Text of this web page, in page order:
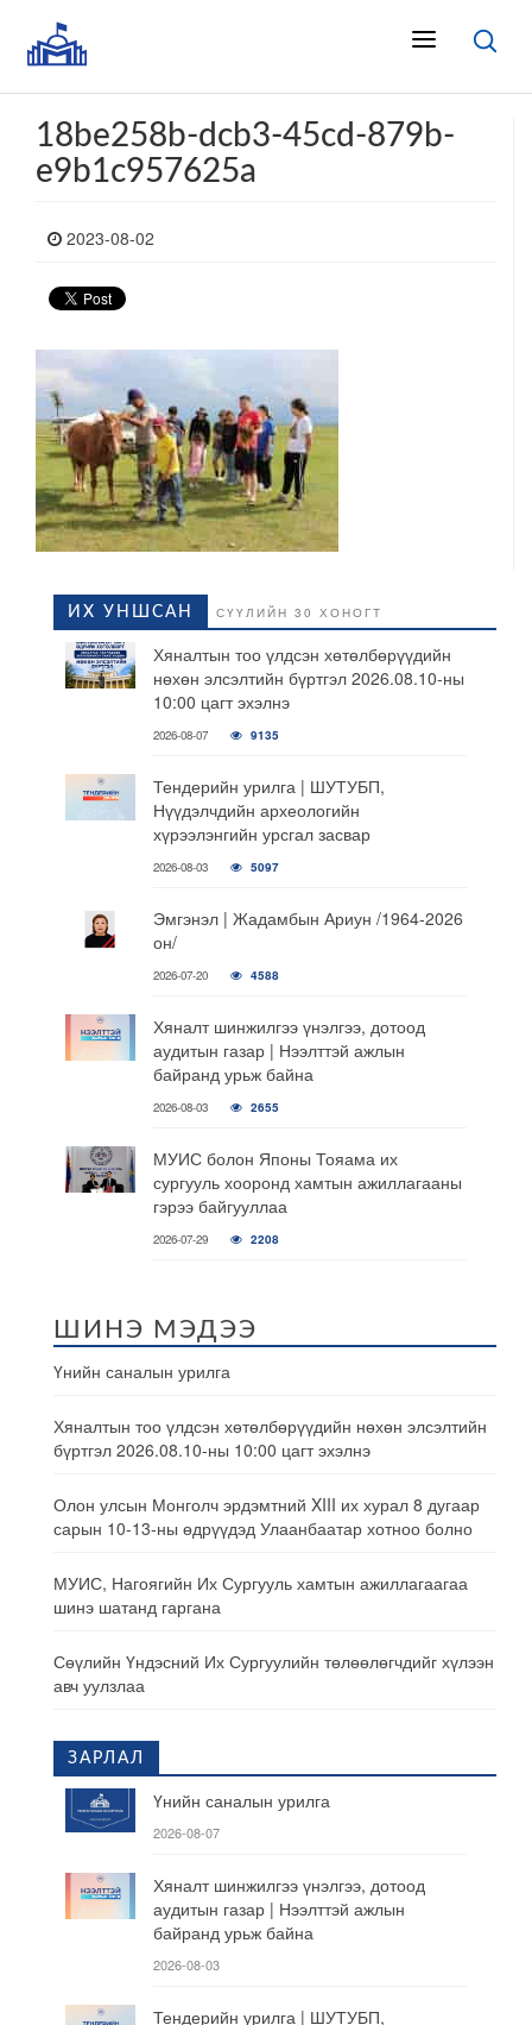
18be258b-dcb3-45cd-879b-
e9b1c957625a
2023-08-02
ИХ УНШСАН СҮҮЛИЙН 30 ХОНОГТ
Хяналтын тоо үлдсэн хөтөлбөрүүдийн
нөхөн элсэлтийн бүртгэл 2026.08.10-ны
10:00 цагт эхэлнэ
2026-08-07 9135
Тендерийн урилга | ШУТУБП,
Нүүдэлчдийн археологийн
хүрээлэнгийн урсгал засвар
2026-08-03 5097
Эмгэнэл | Жадамбын Ариун /1964-2026
он/
2026-07-20 4588
Хяналт шинжилгээ үнэлгээ, дотоод
аудитын газар | Нээлттэй ажлын
байранд урьж байна
2026-08-03 2655
МУИС болон Японы Тояама их
сургууль хооронд хамтын ажиллагааны
гэрээ байгууллаа
2026-07-29 2208
ШИНЭ МЭДЭЭ
Үнийн саналын урилга
Хяналтын тоо үлдсэн хөтөлбөрүүдийн нөхөн элсэлтийн
бүртгэл 2026.08.10-ны 10:00 цагт эхэлнэ
Олон улсын Монголч эрдэмтний XIII их хурал 8 дугаар
сарын 10-13-ны өдрүүдэд Улаанбаатар хотноо болно
МУИС, Нагоягийн Их Сургууль хамтын ажиллагаагаа
шинэ шатанд гаргана
Сөүлийн Үндэсний Их Сургуулийн төлөөлөгчдийг хүлээн
авч уулзлаа
ЗАРЛАЛ
Үнийн саналын урилга
2026-08-07
Хяналт шинжилгээ үнэлгээ, дотоод
аудитын газар | Нээлттэй ажлын
байранд урьж байна
2026-08-03
Тендерийн урилга | ШУТУБП,